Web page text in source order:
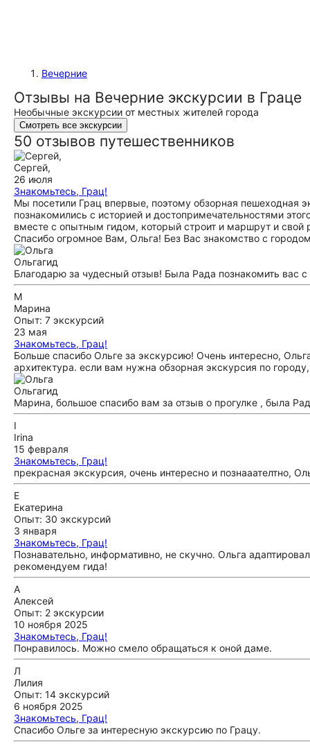
Вечерние
Отзывы на Вечерние экскурсии в Граце
Необычные экскурсии от местных жителей города
Смотреть все экскурсии
50 отзывов путешественников
Сергей,
26 июля
Знакомьтесь, Грац!
Мы посетили Грац впервые, поэтому обзорная
познакомились с историей и достопримечательностями
вместе с опытным гидом, который строит и маршрут и
Спасибо огромное Вам, Ольга! Без Вас знакомство с
Ольгагид
Благодарю за чудесный отзыв! Была Рада познакомить вас
М
Марина
Опыт: 7 экскурсий
23 мая
Знакомьтесь, Грац!
Больше спасибо Ольге за экскурсию! Очень интересно,
архитектура. если вам нужна обзорная экскурсия по
Ольгагид
Марина, большое спасибо вам за отзыв о прогулке , была
I
Irina
15 февраля
Знакомьтесь, Грац!
прекрасная экскурсия, очень интересно и познааателтно,
Е
Екатерина
Опыт: 30 экскурсий
3 января
Знакомьтесь, Грац!
Познавательно, информативно, не скучно. Ольга
рекомендуем гида!
А
Алексей
Опыт: 2 экскурсии
10 ноября 2025
Знакомьтесь, Грац!
Понравилось. Можно смело обращаться к оной даме.
Л
Лилия
Опыт: 14 экскурсий
6 ноября 2025
Знакомьтесь, Грац!
Спасибо Ольге за интересную экскурсию по Грацу.